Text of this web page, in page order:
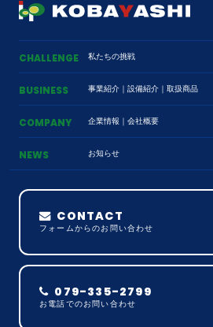
CHALLENGE 私たちの挑戦
BUSINESS 事業紹介 ｜ 設備紹介 ｜ 取扱商品
COMPANY 企業情報 ｜ 会社概要
NEWS お知らせ
CONTACT
フォームからのお問い合わせ
079-335-2799
お電話でのお問い合わせ